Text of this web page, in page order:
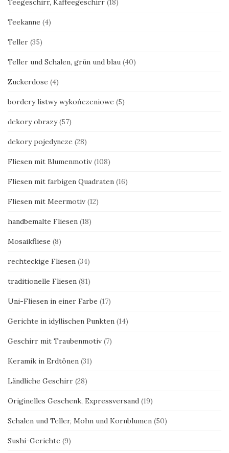
Teegeschirr, Kaffeegeschirr (18)
Teekanne (4)
Teller (35)
Teller und Schalen, grün und blau (40)
Zuckerdose (4)
bordery listwy wykończeniowe (5)
dekory obrazy (57)
dekory pojedyncze (28)
Fliesen mit Blumenmotiv (108)
Fliesen mit farbigen Quadraten (16)
Fliesen mit Meermotiv (12)
handbemalte Fliesen (18)
Mosaikfliese (8)
rechteckige Fliesen (34)
traditionelle Fliesen (81)
Uni-Fliesen in einer Farbe (17)
Gerichte in idyllischen Punkten (14)
Geschirr mit Traubenmotiv (7)
Keramik in Erdtönen (31)
Ländliche Geschirr (28)
Originelles Geschenk, Expressversand (19)
Schalen und Teller, Mohn und Kornblumen (50)
Sushi-Gerichte (9)